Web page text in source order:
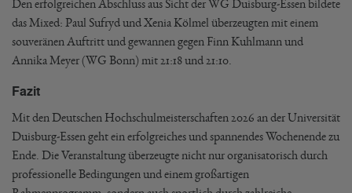
Den erfolgreichen Abschluss aus Sicht der WG Duisburg-Essen bildete
das Mixed: Paul Sufryd und Xenia Kölmel überzeugten mit einem
souveränen Auftritt und gewannen gegen Finn Kuhlmann und
Annika Meyer (WG Bonn) mit 21:18 und 21:10.
Fazit
Mit den Deutschen Hochschulmeisterschaften 2026 an der Universität
Duisburg-Essen geht ein erfolgreiches und spannendes Wochenende zu
Ende. Die Veranstaltung überzeugte nicht nur organisatorisch durch
professionelle Bedingungen und einem großartigen